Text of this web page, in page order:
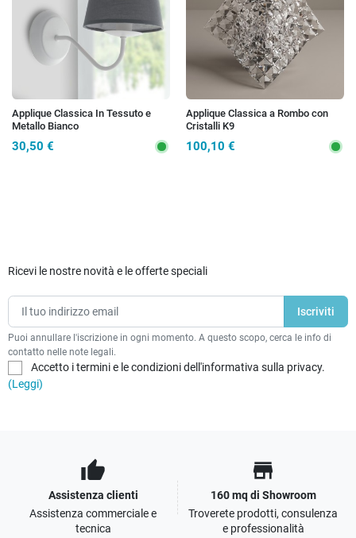
Applique Classica In Tessuto e
Metallo Bianco
30,50 €
Applique Classica a Rombo con
Cristalli K9
100,10 €
Ricevi le nostre novità e le offerte speciali
Puoi annullare l'iscrizione in ogni momento. A questo scopo, cerca le info di
contatto nelle note legali.
Accetto i termini e le condizioni dell'informativa sulla privacy.
(Leggi)
thumb_up
Assistenza clienti
Assistenza commerciale e
tecnica
store
160 mq di Showroom
Troverete prodotti, consulenza
e professionalità